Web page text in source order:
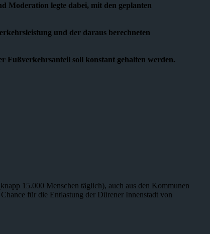
Moderation legte dabei, mit den geplanten
und der daraus berechneten
Fußverkehrsanteil soll konstant gehalten werden.
15.000 Menschen täglich), auch aus den Kommunen
für die Entlastung der Dürener Innenstadt von